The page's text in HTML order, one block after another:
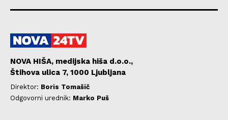
NOVA HIŠA, medijska hiša d.o.o.,
Štihova ulica 7, 1000 Ljubljana
Direktor: Boris Tomašič
Odgovorni urednik: Marko Puš